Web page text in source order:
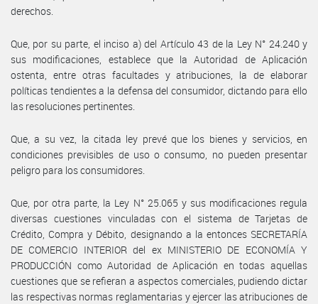
derechos.
Que, por su parte, el inciso a) del Artículo 43 de la Ley N° 24.240 y
sus modificaciones, establece que la Autoridad de Aplicación
ostenta, entre otras facultades y atribuciones, la de elaborar
políticas tendientes a la defensa del consumidor, dictando para ello
las resoluciones pertinentes.
Que, a su vez, la citada ley prevé que los bienes y servicios, en
condiciones previsibles de uso o consumo, no pueden presentar
peligro para los consumidores.
Que, por otra parte, la Ley N° 25.065 y sus modificaciones regula
diversas cuestiones vinculadas con el sistema de Tarjetas de
Crédito, Compra y Débito, designando a la entonces SECRETARÍA
DE COMERCIO INTERIOR del ex MINISTERIO DE ECONOMÍA Y
PRODUCCIÓN como Autoridad de Aplicación en todas aquellas
cuestiones que se refieran a aspectos comerciales, pudiendo dictar
las respectivas normas reglamentarias y ejercer las atribuciones de